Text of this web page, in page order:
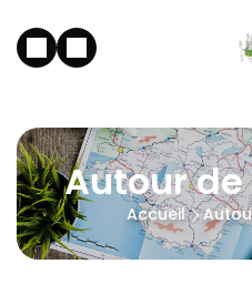
Autour de
Accueil